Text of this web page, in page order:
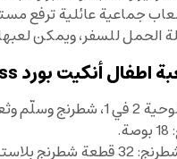
جماعية عائلية ترفع
الحمل للسفر، ويمكن
اطفالأنكيت بورد
وثعبان.
بلاستيكية.